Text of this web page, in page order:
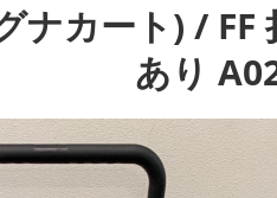
ナカート) /
あり